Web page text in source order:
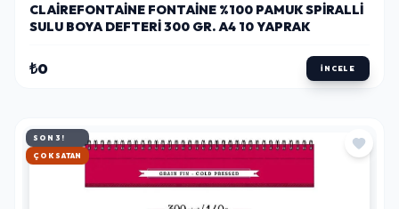
CLAIREFONTAINE FONTAINE %100 PAMUK SPIRALLI
SULU BOYA DEFTERI 300 GR. A4 10 YAPRAK
₺0 İNCELE
SON 3!
HIZLI KARGO